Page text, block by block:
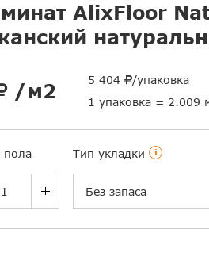
AlixFloor
/м2 5 404
/упаковка
1 упаковка = 2.009
пола Тип укладки i
Без запаса